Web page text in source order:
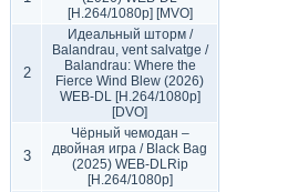
[H.264/1080p] [MVO]
2
Идеальный шторм /
Balandrau, vent salvatge /
Balandrau: Where the
Fierce Wind Blew (2026)
WEB-DL [H.264/1080p]
[DVO]
3
Чёрный чемодан –
двойная игра / Black Bag
(2025) WEB-DLRip
[H.264/1080p]